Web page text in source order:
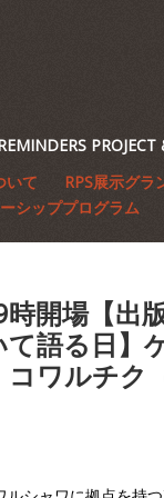
いて
RPS展示グラ
シッププログラム
開場【出
語る日】
ワルチク（